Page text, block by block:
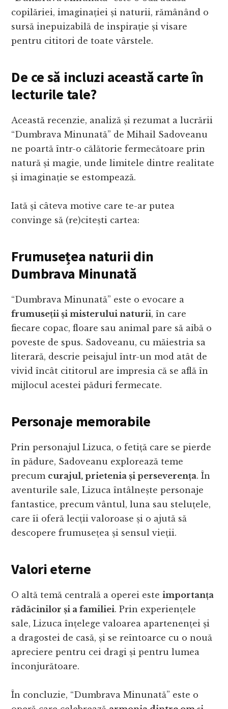
copilăriei, imaginației și naturii, rămânând o
sursă inepuizabilă de inspirație și visare
pentru cititori de toate vârstele.
De ce să incluzi această carte în
lecturile tale?
Această recenzie, analiză și rezumat a lucrării
“Dumbrava Minunată” de Mihail Sadoveanu
ne poartă într-o călătorie fermecătoare prin
natură și magie, unde limitele dintre realitate
și imaginație se estompează.
Iată și câteva motive care te-ar putea
convinge să (re)citești cartea:
Frumusețea naturii din
Dumbrava Minunată
“Dumbrava Minunată” este o evocare a
frumuseții și misterului naturii, în care
fiecare copac, floare sau animal pare să aibă o
poveste de spus. Sadoveanu, cu măiestria sa
literară, descrie peisajul într-un mod atât de
vivid încât cititorul are impresia că se află în
mijlocul acestei păduri fermecate.
Personaje memorabile
Prin personajul Lizuca, o fetiță care se pierde
în pădure, Sadoveanu explorează teme
precum curajul, prietenia și perseverența. În
aventurile sale, Lizuca întâlnește personaje
fantastice, precum vântul, luna sau steluțele,
care îi oferă lecții valoroase și o ajută să
descopere frumusețea și sensul vieții.
Valori eterne
O altă temă centrală a operei esteimportanța
rădăcinilor și a familiei. Prin experiențele
sale, Lizuca înțelege valoarea apartenenței și
a dragostei de casă, și se reîntoarce cu o nouă
apreciere pentru cei dragi și pentru lumea
înconjurătoare.
În concluzie, “Dumbrava Minunată” este o